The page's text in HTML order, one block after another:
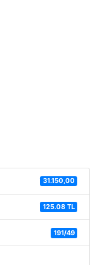
31.150,00
125.08 TL
191/49